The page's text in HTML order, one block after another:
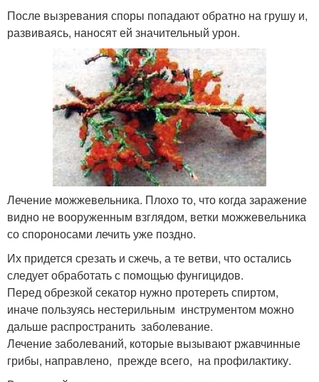
После вызревания споры попадают обратно на грушу и,
развиваясь, наносят ей значительный урон.
Лечение можжевельника. Плохо то, что когда заражение
видно не вооруженным взглядом, ветки можжевельника
со спороносами лечить уже поздно.
Их придется срезать и сжечь, а те ветви, что остались
следует обработать с помощью фунгицидов.
Перед обрезкой секатор нужно протереть спиртом,
иначе пользуясь нестерильным инструментом можно
дальше распространить заболевание.
Лечение заболеваний, которые вызывают ржавчинные
грибы, направлено, прежде всего, на профилактику.